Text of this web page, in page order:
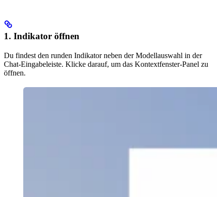
1. Indikator öffnen
Du findest den runden Indikator neben der Modellauswahl in der
Chat-Eingabeleiste. Klicke darauf, um das Kontextfenster-Panel zu
öffnen.